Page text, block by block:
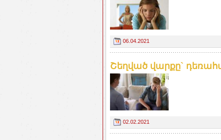
06.04.2021
Շեղված վարքը`
02.02.2021